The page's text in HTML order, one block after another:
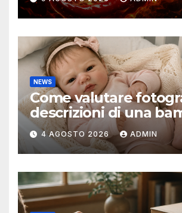
NEWS
Come valutare
descrizioni di una
reborn
4 AGOSTO 2026 ADMIN